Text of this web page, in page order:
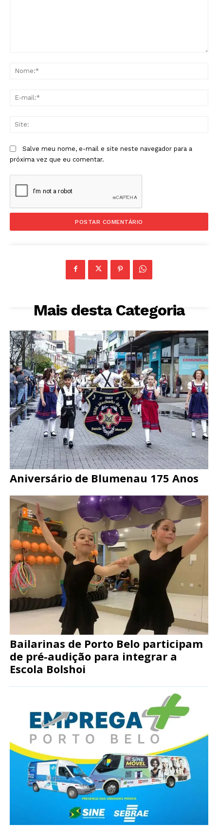
Salve meu nome, e-mail e site neste navegador para a
próxima vez que eu comentar.
Mais desta Categoria
Aniversário de Blumenau 175 Anos
Bailarinas de Porto Belo participam
de pré-audição para integrar a
Escola Bolshoi